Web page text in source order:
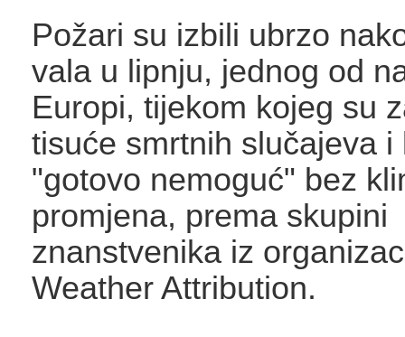
Požari su izbili ubrzo
vala u lipnju, jednog od
Europi, tijekom kojeg su
tisuće smrtnih slučajeva i
"gotovo nemoguć" bez
promjena, prema skupini
znanstvenika iz
Weather Attribution.